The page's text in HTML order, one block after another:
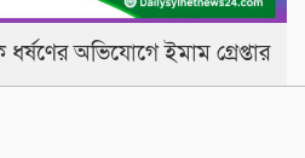
ধর্ষণের অভিযোগে ইমাম গ্রেপ্তার